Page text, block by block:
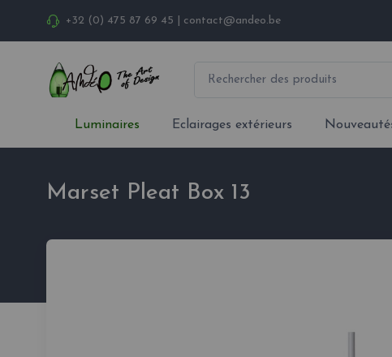
+32 (0) 475 87 69 45 contact@andeo.be
Luminaires Eclairages extérieurs
Marset Pleat Box 13